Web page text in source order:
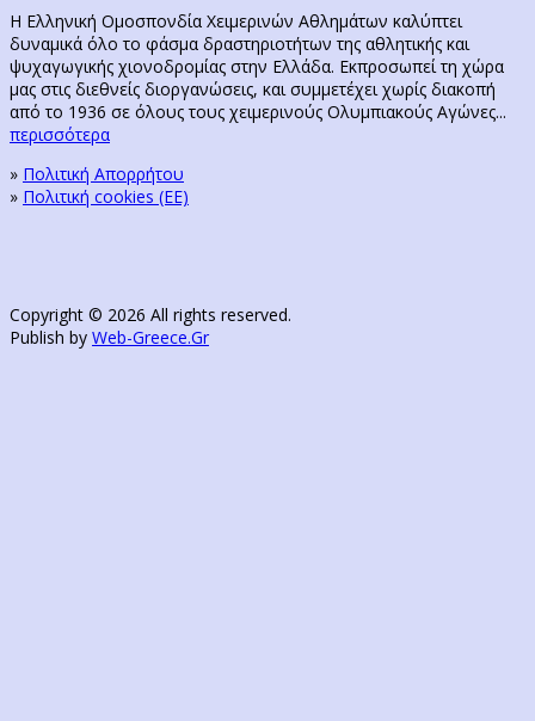
Η Ελληνική Ομοσπονδία Χειμερινών Αθλημάτων καλύπτει
δυναμικά όλο το φάσμα δραστηριοτήτων της αθλητικής και
ψυχαγωγικής χιονοδρομίας στην Ελλάδα. Εκπροσωπεί τη χώρα
μας στις διεθνείς διοργανώσεις, και συμμετέχει χωρίς διακοπή
από το 1936 σε όλους τους χειμερινούς Ολυμπιακούς Αγώνες...
περισσότερα
» Πολιτική Απορρήτου
» Πολιτική cookies (ΕΕ)
Copyright © 2026 All rights reserved.
Publish by Web-Greece.Gr